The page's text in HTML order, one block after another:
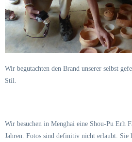
Wir begutachten den Brand unserer selbst
Stil.
Wir besuchen in Menghai eine Shou-Pu Erh
Jahren. Fotos sind definitiv nicht erlaubt. Sie